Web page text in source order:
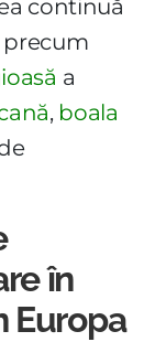
continuă
precum
a
, boala
în
Europa